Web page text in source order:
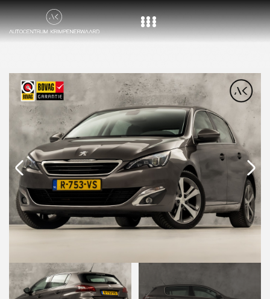
Aanbod
Diensten
Over ons
Vacature
Contact